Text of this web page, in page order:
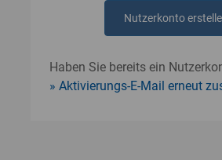
Nutzerkonto
Haben Sie bereits ein
Aktivierungs-E-Mail erneut